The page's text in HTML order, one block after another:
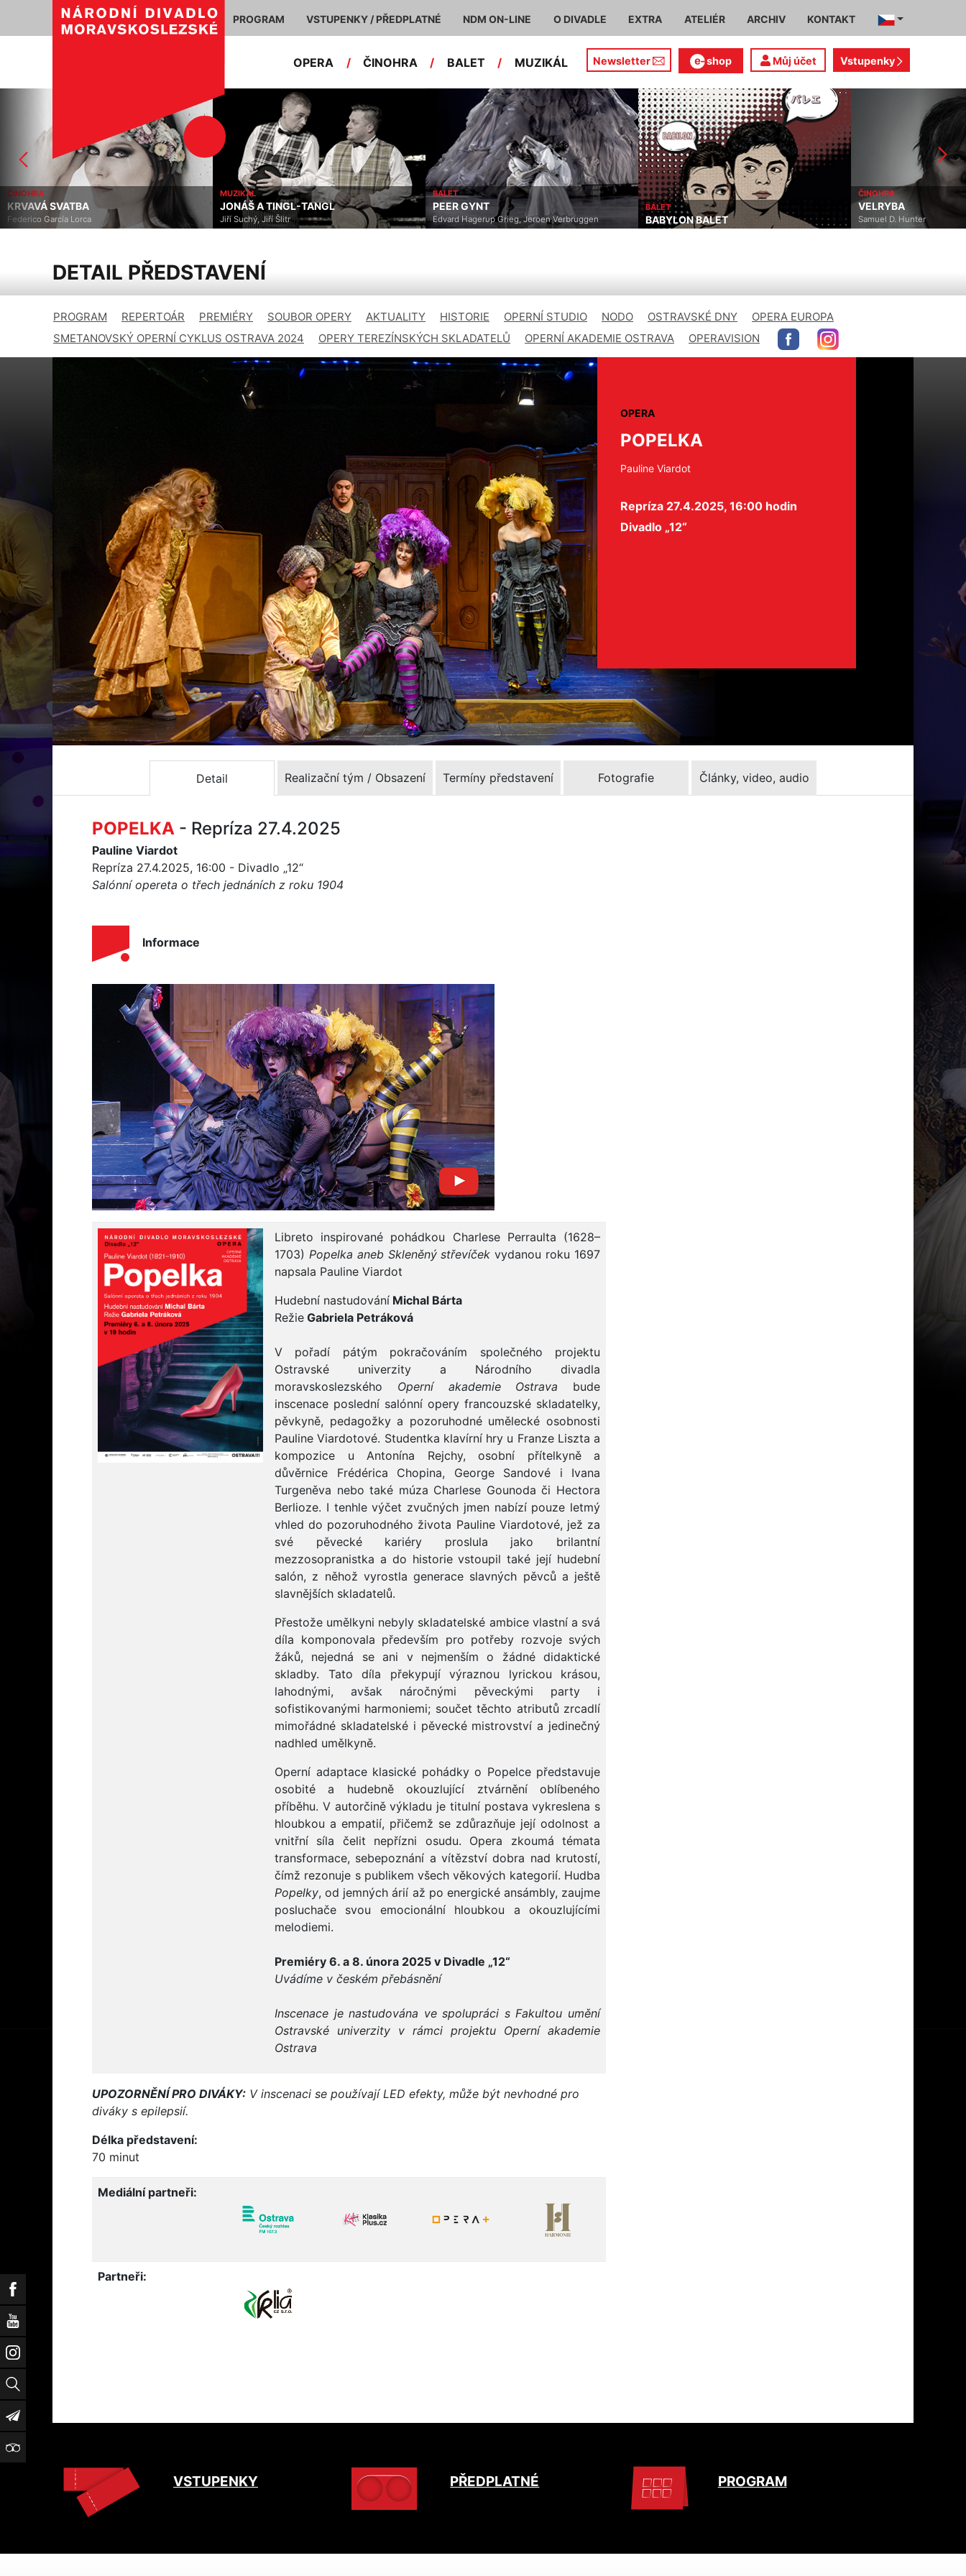
Facebook
YouTube
Instagram
Vyhledat
Newsletter
TripAdvisor
PROGRAM VSTUPENKY / PŘEDPLATNÉ NDM ON-LINE O DIVADLE EXTRA ATELIÉR ARCHIV KONTAKT
OPERA / ČINOHRA / BALET / MUZIKÁL Newsletter shop Můj účet Vstupenky
MUZIKÁL
JONÁŠ A TINGL-TANGL
Jiří Suchý, Jiří Šlitr
BALET
PEER GYNT
Edvard Hagerup Grieg, Jeroen Verbruggen
BALET
BABYLON BALET
ČINOHRA
VELRYBA
Samuel D. Hunter
DETAIL PŘEDSTAVENÍ
PROGRAM REPERTOÁR PREMIÉRY SOUBOR OPERY AKTUALITY HISTORIE OPERNÍ STUDIO NODO OSTRAVSKÉ DNY
OPERA EUROPA
SMETANOVSKÝ OPERNÍ CYKLUS OSTRAVA 2024
OPERY TEREZÍNSKÝCH SKLADATELŮ OPERNÍ AKADEMIE OSTRAVA OPERAVISION
OPERA
POPELKA
Pauline Viardot
Repríza 27.4.2025, 16:00 hodin
Divadlo „12“
Detail Realizační tým / Obsazení Termíny představení Fotografie Články, video, audio
POPELKA - Repríza 27.4.2025
Pauline Viardot
Repríza 27.4.2025, 16:00 - Divadlo „12“
Salónní opereta o třech jednáních z roku 1904
Informace
Libreto inspirované pohádkou Charlese Perraulta (1628–
1703) Popelka aneb Skleněný střevíček vydanou roku 1697
napsala Pauline Viardot
Hudební nastudování Michal Bárta
Režie Gabriela Petráková
V pořadí pátým pokračováním společného projektu
Ostravské univerzity a Národního divadla
moravskoslezského Operní akademie Ostrava bude
inscenace poslední salónní opery francouzské skladatelky,
pěvkyně, pedagožky a pozoruhodné umělecké osobnosti
Pauline Viardotové. Studentka klavírní hry u Franze Liszta a
kompozice u Antonína Rejchy, osobní přítelkyně a
důvěrnice Frédérica Chopina, George Sandové i Ivana
Turgeněva nebo také múza Charlese Gounoda či Hectora
Berlioze. I tenhle výčet zvučných jmen nabízí pouze letmý
vhled do pozoruhodného života Pauline Viardotové, jež za
své pěvecké kariéry proslula jako brilantní
mezzosopranistka a do historie vstoupil také její hudební
salón, z něhož vyrostla generace slavných pěvců a ještě
slavnějších skladatelů.
Přestože umělkyni nebyly skladatelské ambice vlastní a svá
díla komponovala především pro potřeby rozvoje svých
žáků, nejedná se ani v nejmenším o žádné didaktické
skladby. Tato díla překypují výraznou lyrickou krásou,
lahodnými, avšak náročnými pěveckými party i
sofistikovanými harmoniemi; součet těchto atributů zrcadlí
mimořádné skladatelské i pěvecké mistrovství a jedinečný
nadhled umělkyně.
Operní adaptace klasické pohádky o Popelce představuje
osobité a hudebně okouzlující ztvárnění oblíbeného
příběhu. V autorčině výkladu je titulní postava vykreslena s
hloubkou a empatií, přičemž se zdůrazňuje její odolnost a
vnitřní síla čelit nepřízni osudu. Opera zkoumá témata
transformace, sebepoznání a vítězství dobra nad krutostí,
čímž rezonuje s publikem všech věkových kategorií. Hudba
Popelky, od jemných árií až po energické ansámbly, zaujme
posluchače svou emocionální hloubkou a okouzlujícími
melodiemi.
Premiéry 6. a 8. února 2025 v Divadle „12“
Uvádíme v českém přebásnění
Inscenace je nastudována ve spolupráci s Fakultou umění
Ostravské univerzity v rámci projektu Operní akademie
Ostrava
UPOZORNĚNÍ PRO DIVÁKY: V inscenaci se používají LED efekty, může být nevhodné pro
diváky s epilepsií.
Délka představení:
70 minut
Mediální partneři:
Partneři:
VSTUPENKY PŘEDPLATNÉ PROGRAM